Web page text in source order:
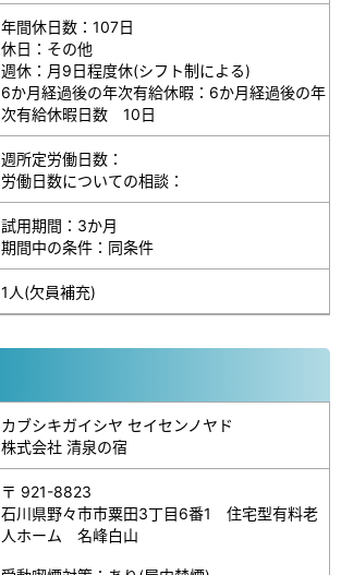
年間休日数：107日
休日：その他
週休：月9日程度休(シフト制による)
6か月経過後の年次有給休暇：6か月経過後の年
次有給休暇日数 10日
週所定労働日数：
労働日数についての相談：
試用期間：3か月
期間中の条件：同条件
1人(欠員補充)
カブシキガイシヤ セイセンノヤド
株式会社 清泉の宿
〒 921-8823
石川県野々市市粟田3丁目6番1 住宅型有料老
人ホーム 名峰白山